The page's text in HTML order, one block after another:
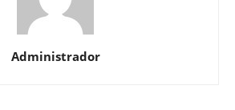
Administrador